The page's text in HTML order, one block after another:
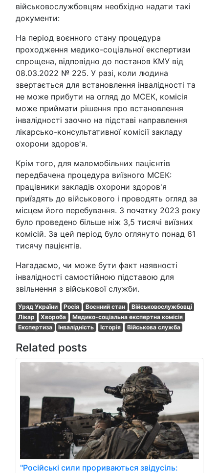
військовослужбовцям необхідно надати такі
документи:
На період воєнного стану процедура
проходження медико-соціальної експертизи
спрощена, відповідно до постанов КМУ від
08.03.2022 № 225. У разі, коли людина
звертається для встановлення інвалідності та
не може прибути на огляд до МСЕК, комісія
може приймати рішення про встановлення
інвалідності заочно на підставі направлення
лікарсько-консультативної комісії закладу
охорони здоров'я.
Крім того, для маломобільних пацієнтів
передбачена процедура виїзного МСЕК:
працівники закладів охорони здоров'я
приїздять до військового і проводять огляд за
місцем його перебування. З початку 2023 року
було проведено більше ніж 3,5 тисячі виїзних
комісій. За цей період було оглянуто понад 61
тисячу пацієнтів.
Нагадаємо, чи може бути факт наявності
інвалідності самостійною підставою для
звільнення з військової служби.
Уряд України Росія Воєнний стан
Військовослужбовці
Лікар
Хвороба
Медико-соціальна експертна комісія
Експертиза
Інвалідність Історія Військова служба
Related posts
"Російські сили прориваються звідусіль: